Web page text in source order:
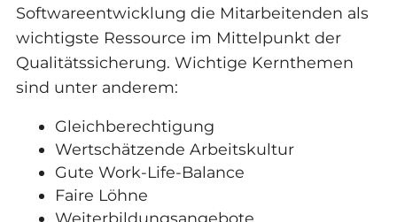
Softwareentwicklung die Mitarbeitenden als
wichtigste Ressource im Mittelpunkt der
Qualitätssicherung. Wichtige Kernthemen
sind unter anderem:
Gleichberechtigung
Wertschätzende Arbeitskultur
Gute Work-Life-Balance
Faire Löhne